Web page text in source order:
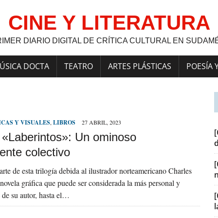
CINE Y LITERATURA
DIARIO DIGITAL DE CRÍTICA CULTURAL EN
DOCTA TEATRO ARTES PLÁSTICAS POESÍA
Y VISUALES, LIBROS 27 ABRIL, 2023
Un ominoso
colectivo
de esta trilogía debida al ilustrador norteamericano Charles
gráfica que puede ser considerada la más personal y
de su autor, hasta el…